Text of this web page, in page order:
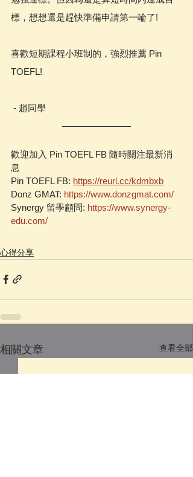
標，想想還是趕快準備申請第一輪了!
喜歡短期課程小班制的，強烈推薦 Pin
TOEFL!
- 趙同學
歡迎加入 Pin TOEFL FB 隨時關注最新消
息
Pin TOEFL FB: https://reurl.cc/kdmbxb
Donz GMAT: https://www.donzgmat.com/
Synergy 留學顧問: https://www.synergy-
edu.com/
心得分享
相關文章 查看全部